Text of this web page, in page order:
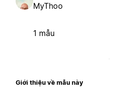
MyThoo
1 mẫu
Giới thiệu về mẫu này